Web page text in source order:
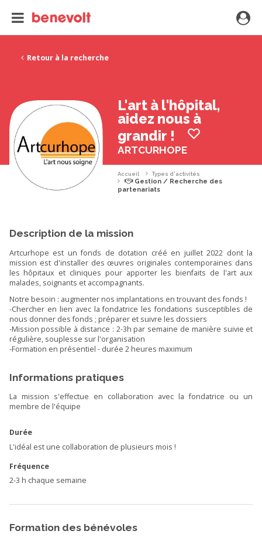
Retour à la recherche
L'art à l'hôpital,
aidez nous à
grandir !
ARTCURHOPE
Accueil Types d'activités
Gestion / Recherche des
partenariats
Description de la mission
Artcurhope est un fonds de dotation créé en juillet 2022 dont la
mission est d'installer des œuvres originales contemporaines dans
les hôpitaux et cliniques pour apporter les bienfaits de l'art aux
malades, soignants et accompagnants.
Notre besoin : augmenter nos implantations en trouvant des fonds !
-Chercher en lien avec la fondatrice les fondations susceptibles de
nous donner des fonds ; préparer et suivre les dossiers
-Mission possible à distance : 2-3h par semaine de manière suivie et
régulière, souplesse sur l'organisation
-Formation en présentiel - durée 2 heures maximum
Informations pratiques
La mission s'effectue en collaboration avec la fondatrice ou un
membre de l'équipe
Durée
L'idéal est une collaboration de plusieurs mois !
Fréquence
2-3 h chaque semaine
Formation des bénévoles